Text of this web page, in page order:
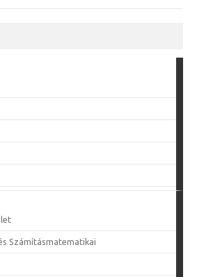
Számításmatematikai